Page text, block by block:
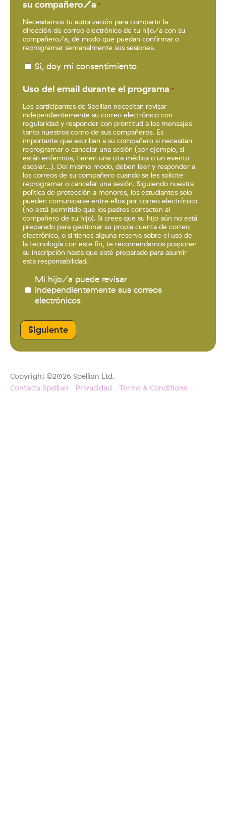
su compañero/a *
Necesitamos tu autorización para compartir la
dirección de correo electrónico de tu hijo/a con su
compañero/a, de modo que puedan confirmar o
reprogramar semanalmente sus sesiones.
Sí, doy mi consentimiento
Uso del email durante el programa *
Los participantes de Spellian necesitan revisar
independientemente su correo electrónico con
regularidad y responder con prontitud a los mensajes
tanto nuestros como de sus compañeros. Es
importante que escriban a su compañero si necesitan
reprogramar o cancelar una sesión (por ejemplo, si
están enfermos, tienen una cita médica o un evento
escolar…). Del mismo modo, deben leer y responder a
los correos de su compañero cuando se les solicite
reprogramar o cancelar una sesión. Siguiendo nuestra
política de protección a menores, los estudiantes solo
pueden comunicarse entre ellos por correo electrónico
(no está permitido que los padres contacten al
compañero de su hijo). Si crees que su hijo aún no está
preparado para gestionar su propia cuenta de correo
electrónico, o si tienes alguna reserva sobre el uso de
la tecnología con este fin, te recomendamos posponer
su inscripción hasta que esté preparado para asumir
esta responsabilidad.
Mi hijo/a puede revisar
independientemente sus correos
electrónicos
Copyright ©2026 Spellian Ltd.
Contacta Spellian
Privacidad Terms & Conditions